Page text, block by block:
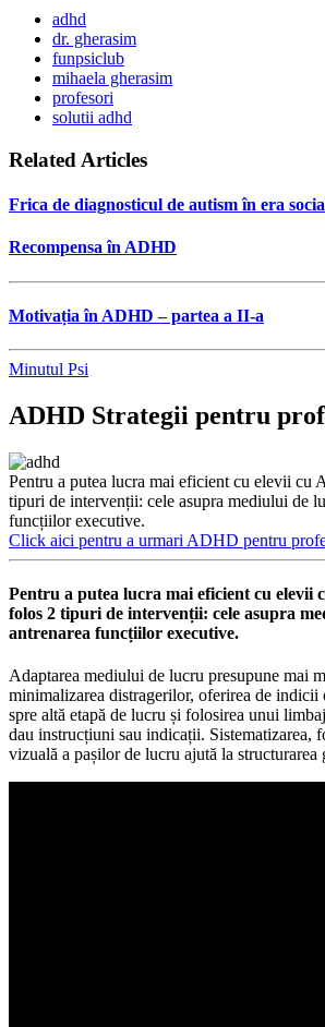
adhd
dr. gherasim
funpsiclub
mihaela gherasim
profesori
solutii adhd
Related Articles
Frica de diagnosticul de autism în era
Recompensa în ADHD
Motivația în ADHD – partea a II-a
Minutul Psi
ADHD Strategii pentru
Pentru a putea lucra mai eficient cu elevii cu
tipuri de intervenții: cele asupra mediului de
funcțiilor executive.
Click aici pentru a urmari ADHD pentru
Pentru a putea lucra mai eficient cu elevii
folos 2 tipuri de intervenții: cele asupra
antrenarea funcțiilor executive.
Adaptarea mediului de lucru presupune mai
minimalizarea distragerilor, oferirea de indicii
spre altă etapă de lucru și folosirea unui
dau instrucțiuni sau indicații. Sistematizarea,
vizuală a pașilor de lucru ajută la